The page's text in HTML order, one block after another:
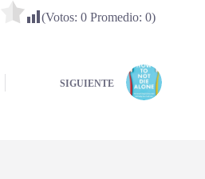
(Votos: 0Promedio: 0)
SIGUIENTE